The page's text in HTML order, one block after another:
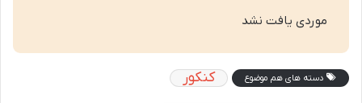
موردی یافت نشد
دسته های هم موضوع کنکور